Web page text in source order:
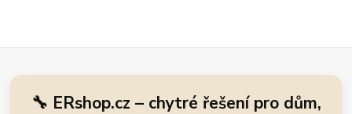
🔧 ERshop.cz – chytré řešení pro dům,